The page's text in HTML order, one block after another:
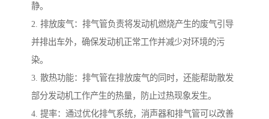
静。
2. 排放废气：排气管负责将发动机燃烧产生的废气引导
并排出车外，确保发动机正常工作并减少对环境的污
染。
3. 散热功能：排气管在排放废气的同时，还能帮助散发
部分发动机工作产生的热量，防止过热现象发生。
4. 提率：通过优化排气系统，消声器和排气管可以改善